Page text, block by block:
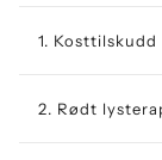
1. Kosttilskudd
2. Rødt